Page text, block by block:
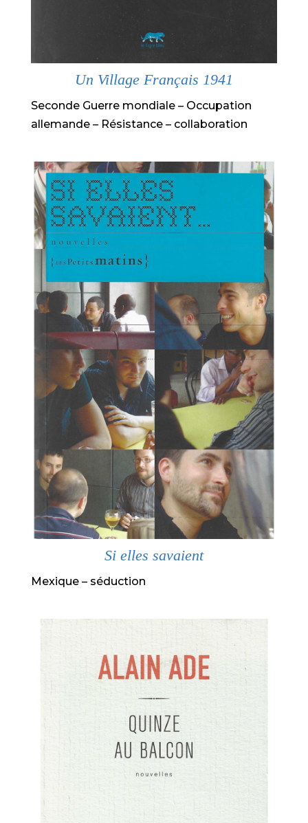
Un Village Français 1941
Seconde Guerre mondiale – Occupation
allemande – Résistance – collaboration
Si elles savaient
Mexique – séduction